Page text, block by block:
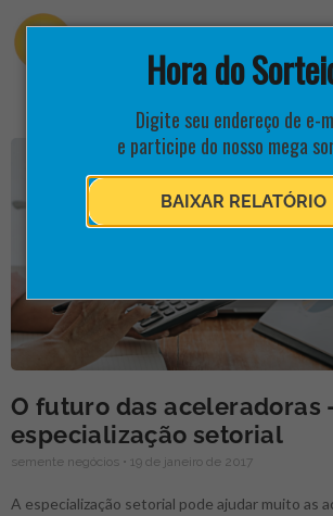
Hora do
Digite seu endereço de e-
e participe do nosso mega
BAIXAR RELATÓRIO
O futuro das aceleradoras
especialização setorial
semente negócios 19 de janeiro de 2017
A especialização setorial pode ajudar muito as